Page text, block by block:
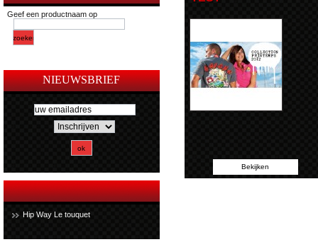
Geef een productnaam op
NIEUWSBRIEF
Hip Way Le touquet
Bekijken